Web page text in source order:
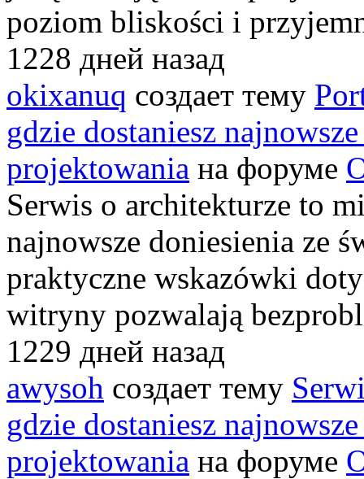
poziom bliskości i
1228 дней назад
okixanuq создает тему
gdzie dostaniesz
projektowania на форуме
Serwis o architekturze to
najnowsze doniesienia ze
praktyczne wskazówki
witryny pozwalają
1229 дней назад
awysoh создает тему
gdzie dostaniesz
projektowania на форуме